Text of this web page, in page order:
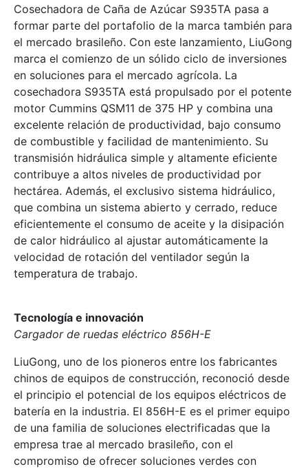
Cosechadora de Caña de Azúcar S935TA pasa a
formar parte del portafolio de la marca también para
el mercado brasileño. Con este lanzamiento, LiuGong
marca el comienzo de un sólido ciclo de inversiones
en soluciones para el mercado agrícola. La
cosechadora S935TA está propulsado por el potente
motor Cummins QSM11 de 375 HP y combina una
excelente relación de productividad, bajo consumo
de combustible y facilidad de mantenimiento. Su
transmisión hidráulica simple y altamente eficiente
contribuye a altos niveles de productividad por
hectárea. Además, el exclusivo sistema hidráulico,
que combina un sistema abierto y cerrado, reduce
eficientemente el consumo de aceite y la disipación
de calor hidráulico al ajustar automáticamente la
velocidad de rotación del ventilador según la
temperatura de trabajo.
Tecnología e innovación
Cargador de ruedas eléctrico 856H-E
LiuGong, uno de los pioneros entre los fabricantes
chinos de equipos de construcción, reconoció desde
el principio el potencial de los equipos eléctricos de
batería en la industria. El 856H-E es el primer equipo
de una familia de soluciones electrificadas que la
empresa trae al mercado brasileño, con el
compromiso de ofrecer soluciones verdes con